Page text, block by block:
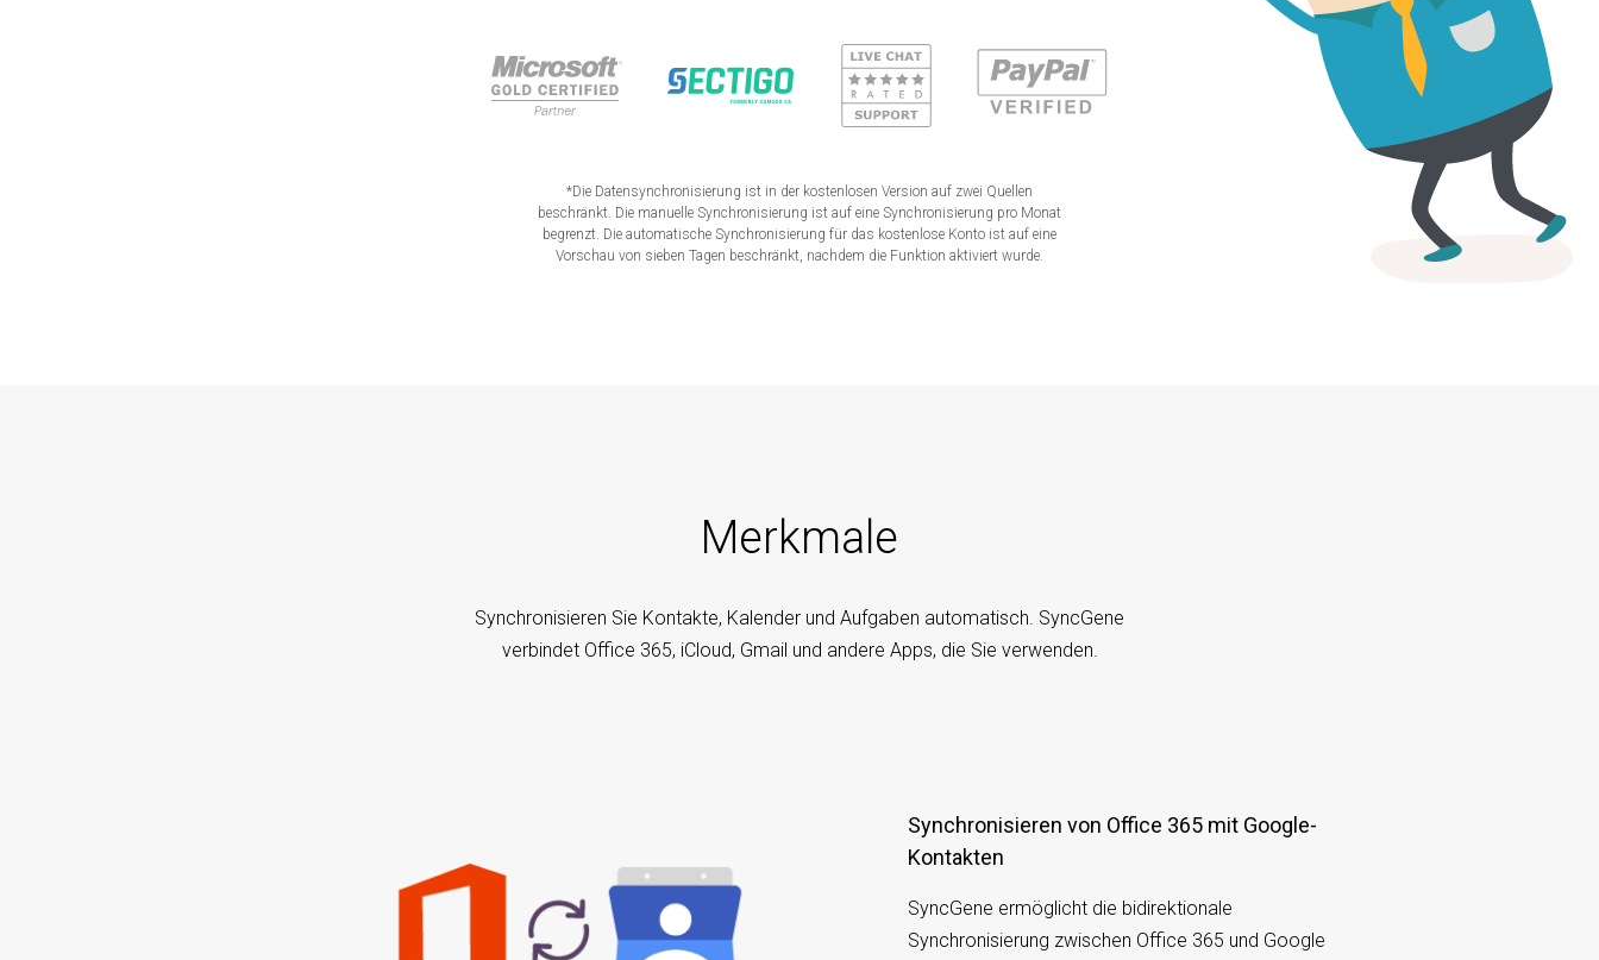
*Die Datensynchronisierung ist in der kostenlosen Version auf zwei Quellen
beschränkt. Die manuelle Synchronisierung ist auf eine Synchronisierung pro Monat
begrenzt. Die automatische Synchronisierung für das kostenlose Konto ist auf eine
Vorschau von sieben Tagen beschränkt, nachdem die Funktion aktiviert wurde.
Merkmale
Synchronisieren Sie Kontakte, Kalender und Aufgaben automatisch. SyncGene
verbindet Office 365, iCloud, Gmail und andere Apps, die Sie verwenden.
Synchronisieren von Office 365 mit Google-
Kontakten
SyncGene ermöglicht die bidirektionale
Synchronisierung zwischen Office 365 und Google